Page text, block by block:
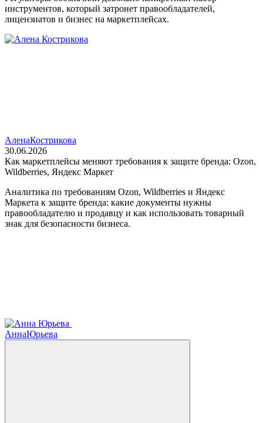
инструментов, который затронет правообладателей,
лицензиатов и бизнес на маркетплейсах.
АленаКострикова
30.06.2026
Как маркетплейсы меняют требования к защите бренда: Ozon,
Wildberries, Яндекс Маркет
Аналитика по требованиям Ozon, Wildberries и Яндекс
Маркета к защите бренда: какие документы нужны
правообладателю и продавцу и как использовать товарный
знак для безопасности бизнеса.
АннаЮрьева